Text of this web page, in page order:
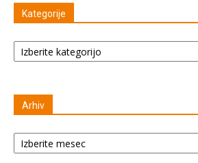
Kategorije
Kategorije
Arhiv
Arhiv